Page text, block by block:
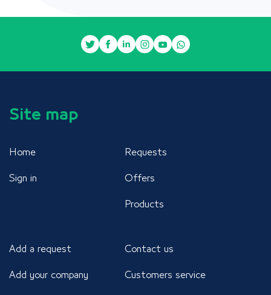
Site map
Home
Sign in
Requests
Offers
Products
Add a request
Add your company
Contact us
Customers service